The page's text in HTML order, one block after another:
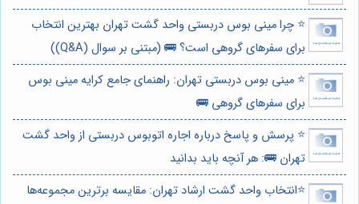
⭐️ چرا مینی بوس دربستی واحد گشت تهران بهترین انتخاب
برای سفرهای گروهی است؟ 🚌 (مبتنی بر سوال (Q&A))
⭐️ مینی بوس دربستی تهران: راهنمای جامع کرایه مینی بوس
برای سفرهای گروهی 🚌
⭐️ پرسش و پاسخ درباره اجاره اتوبوس دربستی از واحد گشت
تهران 🚌: هر آنچه باید بدانید
⭐️انتخاب واحد گشت ارشاد تهران: مقایسه برترین مجموعه‌ها